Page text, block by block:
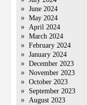
June 2024
May 2024
April 2024
March 2024
February 2024
January 2024
December 2023
November 2023
October 2023
September 2023
August 2023